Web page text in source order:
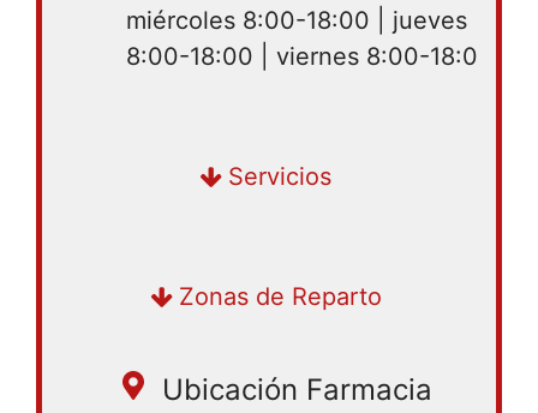
miércoles 8:00-18:00 | jueves
8:00-18:00 | viernes 8:00-18:0
Servicios
Zonas de Reparto
Ubicación Farmacia